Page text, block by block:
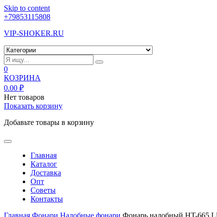
Skip to content
+79853115808
VIP-SHOKER.RU
0
КОЗРИНА
0.00 ₽
Нет товаров
Показать корзину
Добавьте товары в корзину
Главная
Каталог
Доставка
Опт
Советы
Контакты
Главная Фонари Налобные фонари Фонарь налобный HT-665